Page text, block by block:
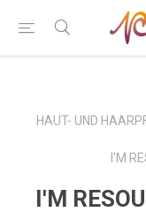
HAUT- UND
I'M
I'M